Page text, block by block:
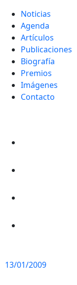
Noticias
Agenda
Artículos
Publicaciones
Biografía
Premios
Imágenes
Contacto
13/01/2009